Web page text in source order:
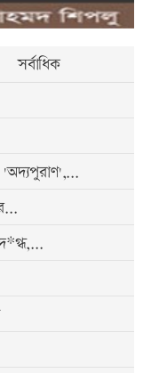
সর্বাধিক